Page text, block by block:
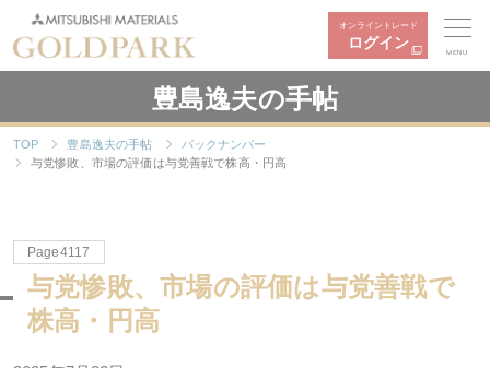
オンライントレード
ログイン
MENU
豊島逸夫の手帖
TOP 豊島逸夫の手帖
バックナンバー
与党惨敗、市場の評価は与党善戦で株高・円高
Page4117
与党惨敗、市場の評価は与党善戦で
株高・円高